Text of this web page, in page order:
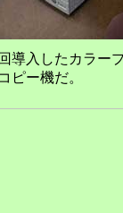
導入したカラー
ピー機だ。